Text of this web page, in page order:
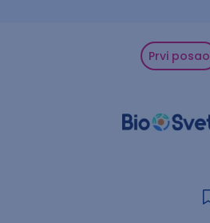
Prvi posao